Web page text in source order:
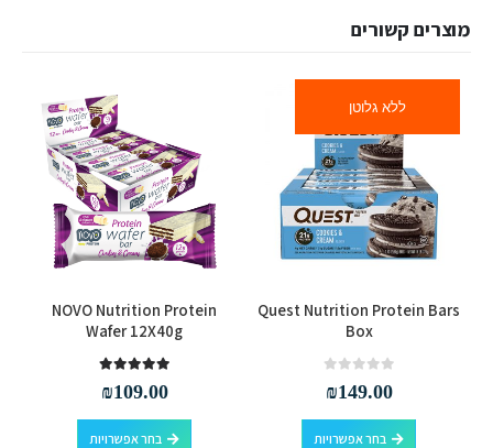
מוצרים קשורים
ללא גלוטן
Quest Nutrition Protein Bars
Box
₪149.00
בחר אפשרויות
למוצר זה יש מספר סוגים. ניתן לבחור את האפשרויות בעמוד המוצר
NOVO Nutrition Protein
Wafer 12X40g
₪109.00
בחר אפשרויות
למוצר זה יש מספר סוגים. ניתן לבחור את האפשרויות בעמוד המוצר